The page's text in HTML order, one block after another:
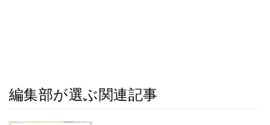
編集部が選ぶ関連記事